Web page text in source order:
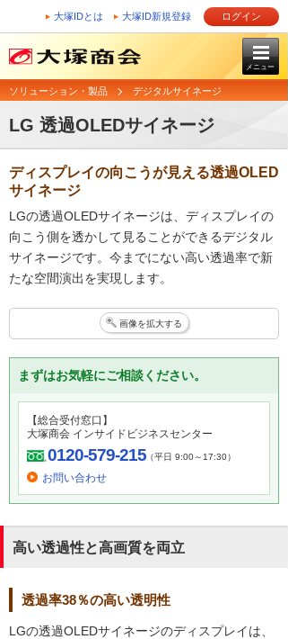
大塚IDとは 大塚ID新規登録 ログイン
メニュー
ソリューション・製品 デジタルサイネージ
LG 透過OLEDサイネージ
ディスプレイの向こうが見える透過OLED
サイネージ
LGの透過OLEDサイネージは、ディスプレイの
向こう側を透かして見ることができるデジタル
サイネージです。今までにない高い透過率で新
たな空間演出を実現します。
画像を拡大する
まずはお気軽にご相談ください。
【総合受付窓口】
大塚商会 インサイドビジネスセンター
0120-579-215（平日 9:00～17:30）
お問い合わせ
高い透過性と高画質を両立
透過率38％の高い透明性
LGの透過OLEDサイネージのディスプレイは、